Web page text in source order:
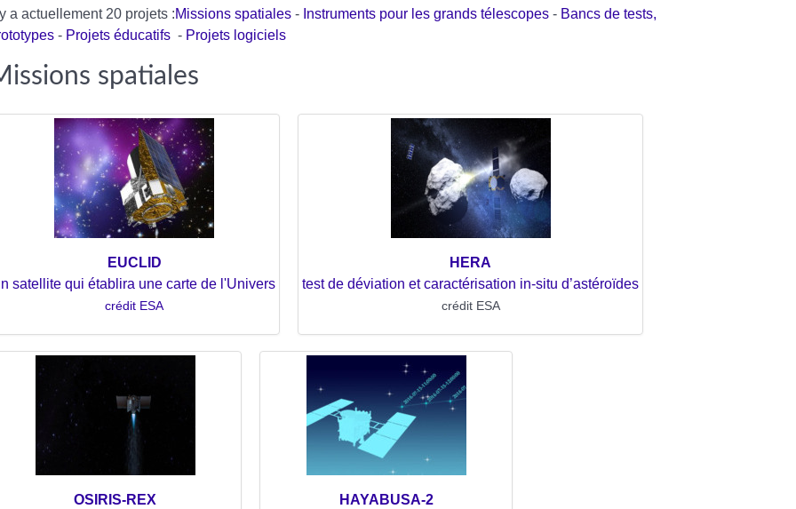
a actuellement 20 projets :Missions spatiales - Instruments pour les grands télescopes - Bancs de tests,
- Projets éducatifs - Projets logiciels
spatiales
EUCLID
satellite qui établira une carte de l'Univers
crédit ESA
HERA
test de déviation et caractérisation in-situ d’astéroïdes
crédit ESA
OSIRIS-REX
HAYABUSA-2